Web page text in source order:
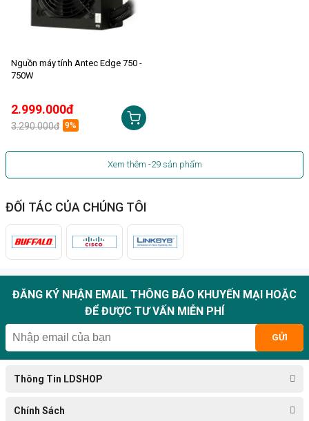
Nguồn máy tính Antec Edge 750 -
750W
2.999.000đ
3.290.000đ 9%
Xem thêm -29sản phẩm
ĐỐI TÁC CỦA CHÚNG TÔI
ĐĂNG KÝ NHẬN EMAIL THÔNG BÁO KHUYẾN MẠI HOẶC
ĐỂ ĐƯỢC TƯ VẤN MIỄN PHÍ
GỬI
Thông Tin LDSHOP
Chính Sách